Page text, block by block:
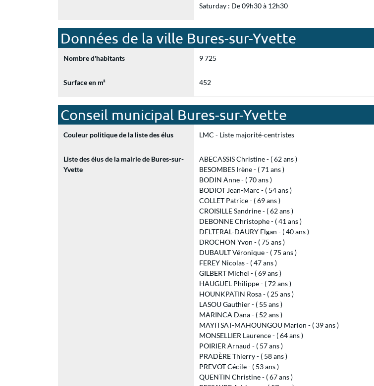
Saturday : De 09h30 à 12h30
Données de la ville Bures-sur-Yvette
Nombre d'habitants 9 725
Surface en m² 452
Conseil municipal Bures-sur-Yvette
Couleur politique de la liste des élus LMC - Liste majorité-centristes
Liste des élus de la mairie de Bures-sur-
Yvette
ABECASSIS Christine - ( 62 ans )
BESOMBES Irène - ( 71 ans )
BODIN Anne - ( 70 ans )
BODIOT Jean-Marc - ( 54 ans )
COLLET Patrice - ( 69 ans )
CROISILLE Sandrine - ( 62 ans )
DEBONNE Christophe - ( 41 ans )
DELTERAL-DAURY Elgan - ( 40 ans )
DROCHON Yvon - ( 75 ans )
DUBAULT Véronique - ( 75 ans )
FEREY Nicolas - ( 47 ans )
GILBERT Michel - ( 69 ans )
HAUGUEL Philippe - ( 72 ans )
HOUNKPATIN Rosa - ( 25 ans )
LASOU Gauthier - ( 55 ans )
MARINCA Dana - ( 52 ans )
MAYITSAT-MAHOUNGOU Marion - ( 39 ans )
MONSELLIER Laurence - ( 64 ans )
POIRIER Arnaud - ( 57 ans )
PRADÈRE Thierry - ( 58 ans )
PREVOT Cécile - ( 53 ans )
QUENTIN Christine - ( 67 ans )